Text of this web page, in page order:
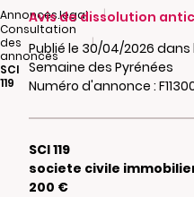
Annonces.legal
|
Consultation
des
annonces
|
SCI
119
Avis de dissolution
Publié le 30/04/2026 dans
Semaine des Pyrénées
Numéro d'annonce :
SCI 119
societe civile
200 €